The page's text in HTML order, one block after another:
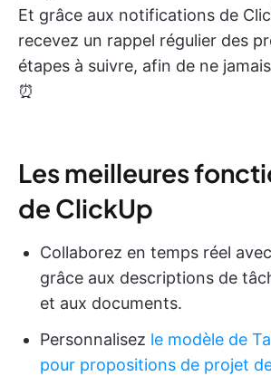
Et grâce aux notifications de
recevez un rappel régulier des
étapes à suivre, afin de ne
⏰
Les meilleures
de ClickUp
Collaborez en temps réel
grâce aux descriptions de
et aux documents.
Personnalisez le modèle de
pour propositions de projet